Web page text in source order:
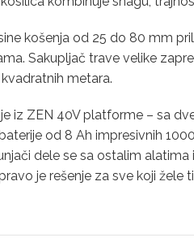
košenja od 25 do 80 mm
Sakupljač trave velike
metara.
iz ZEN 40V platforme – sa
od 8 Ah impresivnih
dele se sa ostalim
je rešenje za sve koji žele